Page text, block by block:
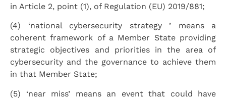
in Article 2, point (1), of Regulation (EU) 2019/881;
(4) ‘national cybersecurity strategy ’ means a
coherent framework of a Member State providing
strategic objectives and priorities in the area of
cybersecurity and the governance to achieve them
in that Member State;
(5) ‘near miss’ means an event that could have